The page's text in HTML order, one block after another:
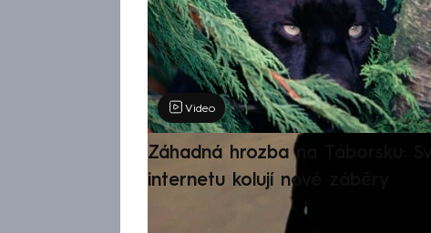
Video
Záhadná hrozba na Táborsku:
internetu kolují nové záběry